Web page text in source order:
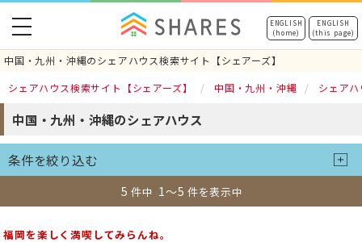
ENGLISH
(home)
ENGLISH
(this page)
中国・九州・沖縄のシェアハウス検索サイト【シェアーズ】
toggle
navigation
シェアハウス検索サイト【シェアーズ】 中国・九州・沖縄 シェア
中国・九州・沖縄のシェアハウス
条件を絞り込む
5 件中 1～5 件を表示中
福岡を楽しく満喫してみらんね。